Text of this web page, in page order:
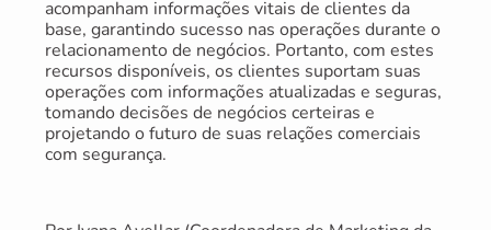
acompanham informações vitais de clientes da
base, garantindo sucesso nas operações durante o
relacionamento de negócios. Portanto, com estes
recursos disponíveis, os clientes suportam suas
operações com informações atualizadas e seguras,
tomando decisões de negócios certeiras e
projetando o futuro de suas relações comerciais
com segurança.